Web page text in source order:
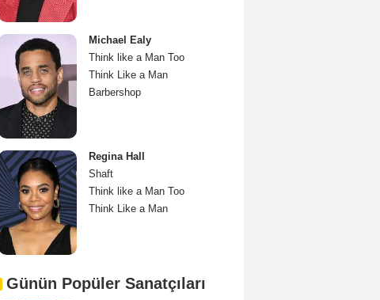
Michael Ealy
Think like a Man Too
Think Like a Man
Barbershop
Regina Hall
Shaft
Think like a Man Too
Think Like a Man
Günün Popüler Sanatçıları